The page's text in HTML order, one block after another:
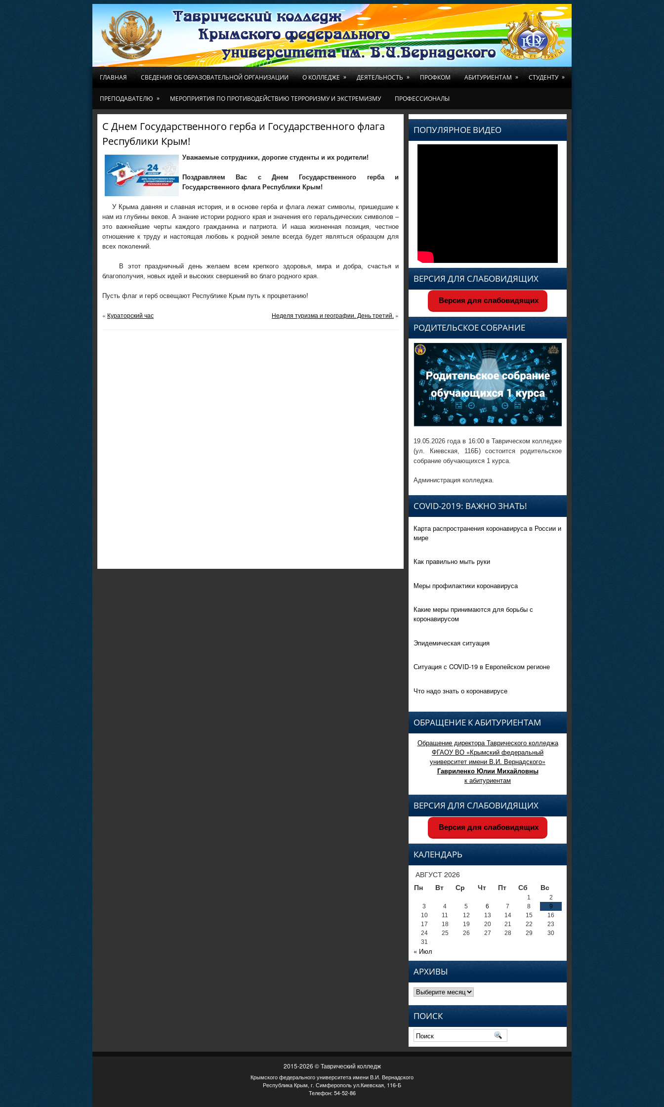
ГЛАВНАЯ СВЕДЕНИЯ ОБ ОБРАЗОВАТЕЛЬНОЙ ОРГАНИЗАЦИИ О КОЛЛЕДЖЕ » ДЕЯТЕЛЬНОСТЬ » ПРОФКОМ АБИТУРИЕНТАМ » СТУДЕНТУ »
ПРЕПОДАВАТЕЛЮ » МЕРОПРИЯТИЯ ПО ПРОТИВОДЕЙСТВИЮ ТЕРРОРИЗМУ И ЭКСТРЕМИЗМУ ПРОФЕССИОНАЛЫ
С Днем Государственного герба и Государственного флага
Республики Крым!
Уважаемые сотрудники, дорогие студенты и их родители!
Поздравляем Вас с Днем Государственного герба и
Государственного флага Республики Крым!
У Крыма давняя и славная история, и в основе герба и флага лежат символы, пришедшие к
нам из глубины веков. А знание истории родного края и значения его геральдических символов –
это важнейшие черты каждого гражданина и патриота. И наша жизненная позиция, честное
отношение к труду и настоящая любовь к родной земле всегда будет являться образцом для
всех поколений.
В этот праздничный день желаем всем крепкого здоровья, мира и добра, счастья и
благополучия, новых идей и высоких свершений во благо родного края.
Пусть флаг и герб освещают Республике Крым путь к процветанию!
« Кураторский час Неделя туризма и географии. День третий. »
ПОПУЛЯРНОЕ ВИДЕО
ВЕРСИЯ ДЛЯ СЛАБОВИДЯЩИХ
Версия для слабовидящих
РОДИТЕЛЬСКОЕ СОБРАНИЕ
19.05.2026 года в 16:00 в Таврическом колледже
(ул. Киевская, 116Б) состоится родительское
собрание обучающихся 1 курса.
Администрация колледжа.
COVID-2019: ВАЖНО ЗНАТЬ!
Карта распространения коронавируса в России и
мире
Как правильно мыть руки
Меры профилактики коронавируса
Какие меры принимаются для борьбы с
коронавирусом
Эпидемическая ситуация
Ситуация с COVID-19 в Европейском регионе
Что надо знать о коронавирусе
ОБРАЩЕНИЕ К АБИТУРИЕНТАМ
Обращение директора Таврического колледжа
ФГАОУ ВО «Крымский федеральный
университет имени В.И. Вернадского»
Гавриленко Юлии Михайловны
к абитуриентам
ВЕРСИЯ ДЛЯ СЛАБОВИДЯЩИХ
Версия для слабовидящих
КАЛЕНДАРЬ
АВГУСТ 2026
Пн
Вт Ср Чт Пт Сб Вс
1
2
3
4 5 6 7 8
9
10
11 12 13 14 15
16
17
18 19 20 21 22
23
24
25 26 27 28 29
30
31
« Июл
АРХИВЫ
Архивы
ПОИСК
2015-2026 © Таврический колледж
Крымского федерального университета имени В.И. Вернадского
Республика Крым, г. Симферополь ул.Киевская, 116-Б
Телефон: 54-52-86